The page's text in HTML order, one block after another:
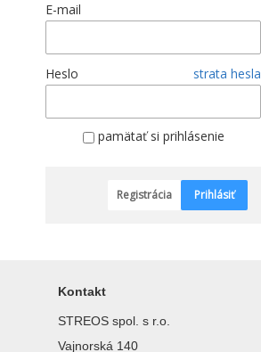
E-mail
Heslo strata hesla
pamätať si prihlásenie
Registrácia Prihlásiť
Kontakt
STREOS spol. s r.o.
Vajnorská 140